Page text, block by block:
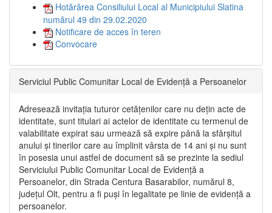
Hotărârea Consiliului Local al Municipiului Slatina
numărul 49 din 29.02.2020
Notificare de acces în teren
Convocare
Serviciul Public Comunitar Local de Evidență a Persoanelor
Adresează invitația tuturor cetățenilor care nu dețin acte de
identitate, sunt titulari ai actelor de identitate cu termenul de
valabilitate expirat sau urmează să expire până la sfârșitul
anului și tinerilor care au împlinit vârsta de 14 ani și nu sunt
în posesia unui astfel de document să se prezinte la sediul
Serviciului Public Comunitar Local de Evidență a
Persoanelor, din Strada Centura Basarabilor, numărul 8,
județul Olt, pentru a fi puși în legalitate pe linie de evidență a
persoanelor.